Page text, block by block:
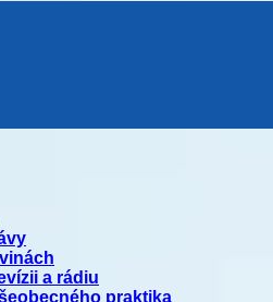
a rádiu
praktika